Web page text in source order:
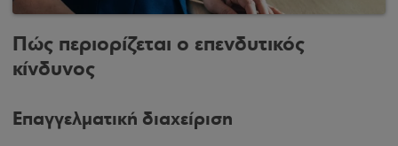
Πώς περιορίζεται ο επενδυτικός
κίνδυνος
Επαγγελματική διαχείριση